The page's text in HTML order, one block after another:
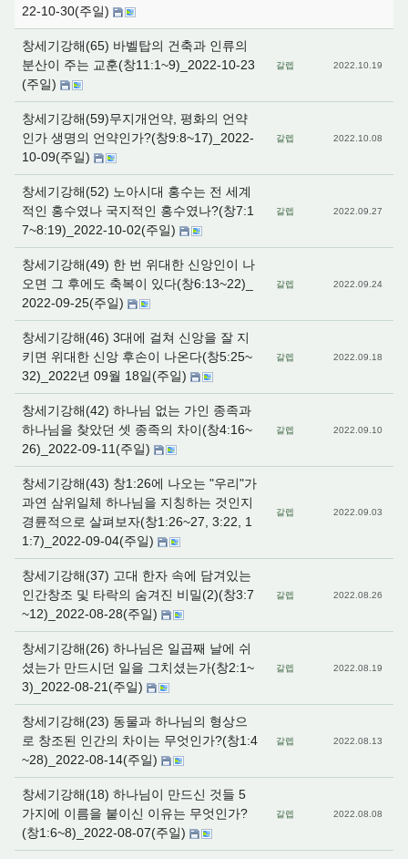
22-10-30(주일)
창세기강해(65) 바벨탑의 건축과 인류의
분산이 주는 교훈(창11:1~9)_2022-10-23
(주일)
갈렙 2022.10.19
창세기강해(59)무지개언약, 평화의 언약
인가 생명의 언약인가?(창9:8~17)_2022-
10-09(주일)
갈렙 2022.10.08
창세기강해(52) 노아시대 홍수는 전 세계
적인 홍수였나 국지적인 홍수였나?(창7:1
7~8:19)_2022-10-02(주일)
갈렙 2022.09.27
창세기강해(49) 한 번 위대한 신앙인이 나
오면 그 후에도 축복이 있다(창6:13~22)_
2022-09-25(주일)
갈렙 2022.09.24
창세기강해(46) 3대에 걸쳐 신앙을 잘 지
키면 위대한 신앙 후손이 나온다(창5:25~
32)_2022년 09월 18일(주일)
갈렙 2022.09.18
창세기강해(42) 하나님 없는 가인 종족과
하나님을 찾았던 셋 종족의 차이(창4:16~
26)_2022-09-11(주일)
갈렙 2022.09.10
창세기강해(43) 창1:26에 나오는 "우리"가
과연 삼위일체 하나님을 지칭하는 것인지
경륜적으로 살펴보자(창1:26~27, 3:22, 1
1:7)_2022-09-04(주일)
갈렙 2022.09.03
창세기강해(37) 고대 한자 속에 담겨있는
인간창조 및 타락의 숨겨진 비밀(2)(창3:7
~12)_2022-08-28(주일)
갈렙 2022.08.26
창세기강해(26) 하나님은 일곱째 날에 쉬
셨는가 만드시던 일을 그치셨는가(창2:1~
3)_2022-08-21(주일)
갈렙 2022.08.19
창세기강해(23) 동물과 하나님의 형상으
로 창조된 인간의 차이는 무엇인가?(창1:4
~28)_2022-08-14(주일)
갈렙 2022.08.13
창세기강해(18) 하나님이 만드신 것들 5
가지에 이름을 붙이신 이유는 무엇인가?
(창1:6~8)_2022-08-07(주일)
갈렙 2022.08.08